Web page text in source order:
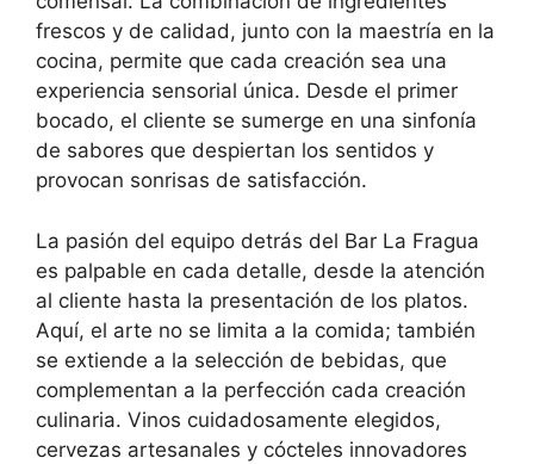
frescos y de calidad, junto con la maestría en la
cocina, permite que cada creación sea una
experiencia sensorial única. Desde el primer
bocado, el cliente se sumerge en una sinfonía
de sabores que despiertan los sentidos y
provocan sonrisas de satisfacción.
La pasión del equipo detrás del Bar La Fragua
es palpable en cada detalle, desde la atención
al cliente hasta la presentación de los platos.
Aquí, el arte no se limita a la comida; también
se extiende a la selección de bebidas, que
complementan a la perfección cada creación
culinaria. Vinos cuidadosamente elegidos,
cervezas artesanales y cócteles innovadores